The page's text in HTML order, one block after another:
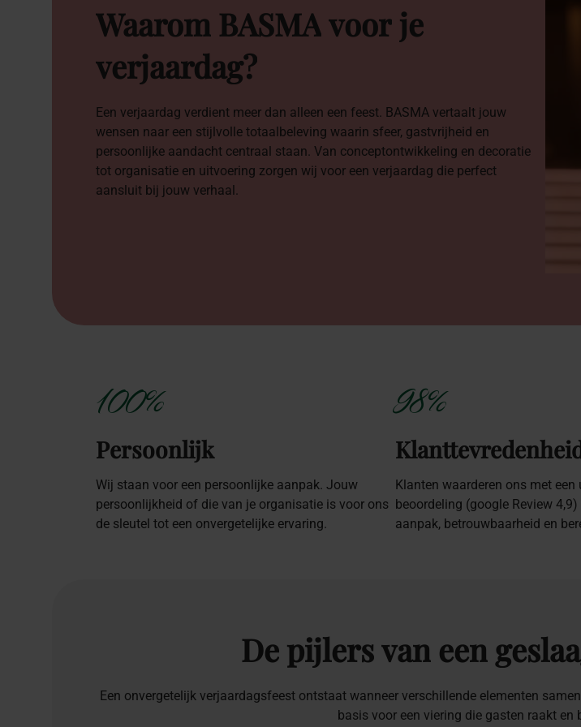
Waarom BASMAvoorje
verjaardag?
Een verjaardag verdient meer dan alleen een feest. BASMA vertaalt jouw
wensen naar een stijlvolle totaalbeleving waarin sfeer, gastvrijheid en
persoonlijke aandacht centraal staan. Van conceptontwikkeling en decoratie
tot organisatie en uitvoering zorgen wij voor een verjaardag die perfect
aansluit bij jouw verhaal.
100%
Persoonlijk
Wij staan voor een persoonlijke aanpak. Jouw
persoonlijkheid of die van je organisatie is voor ons
de sleutel tot een onvergetelijke ervaring.
98%
Klanten waarderen ons met een
beoordeling (google Review
aanpak, betrouwbaarheid en
Depijlersvan een
Een onvergetelijk verjaardagsfeest ontstaat wanneer verschillende elementen
basis voor een viering die gasten raakt en